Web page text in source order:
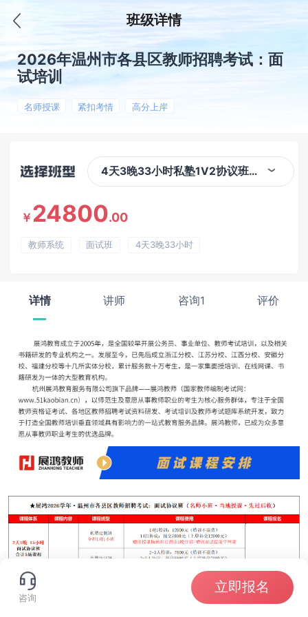
班级详情
2026年温州市各县区教师招聘考试：面
试培训
名师授课 紧扣考情 高分上岸
4天3晚33小时私塾1V2协议班（温州）
￥ 24800.00
教师系统 面试班 4天3晚33小时
详情 讲师 咨询1 评价
咨询
立即报名